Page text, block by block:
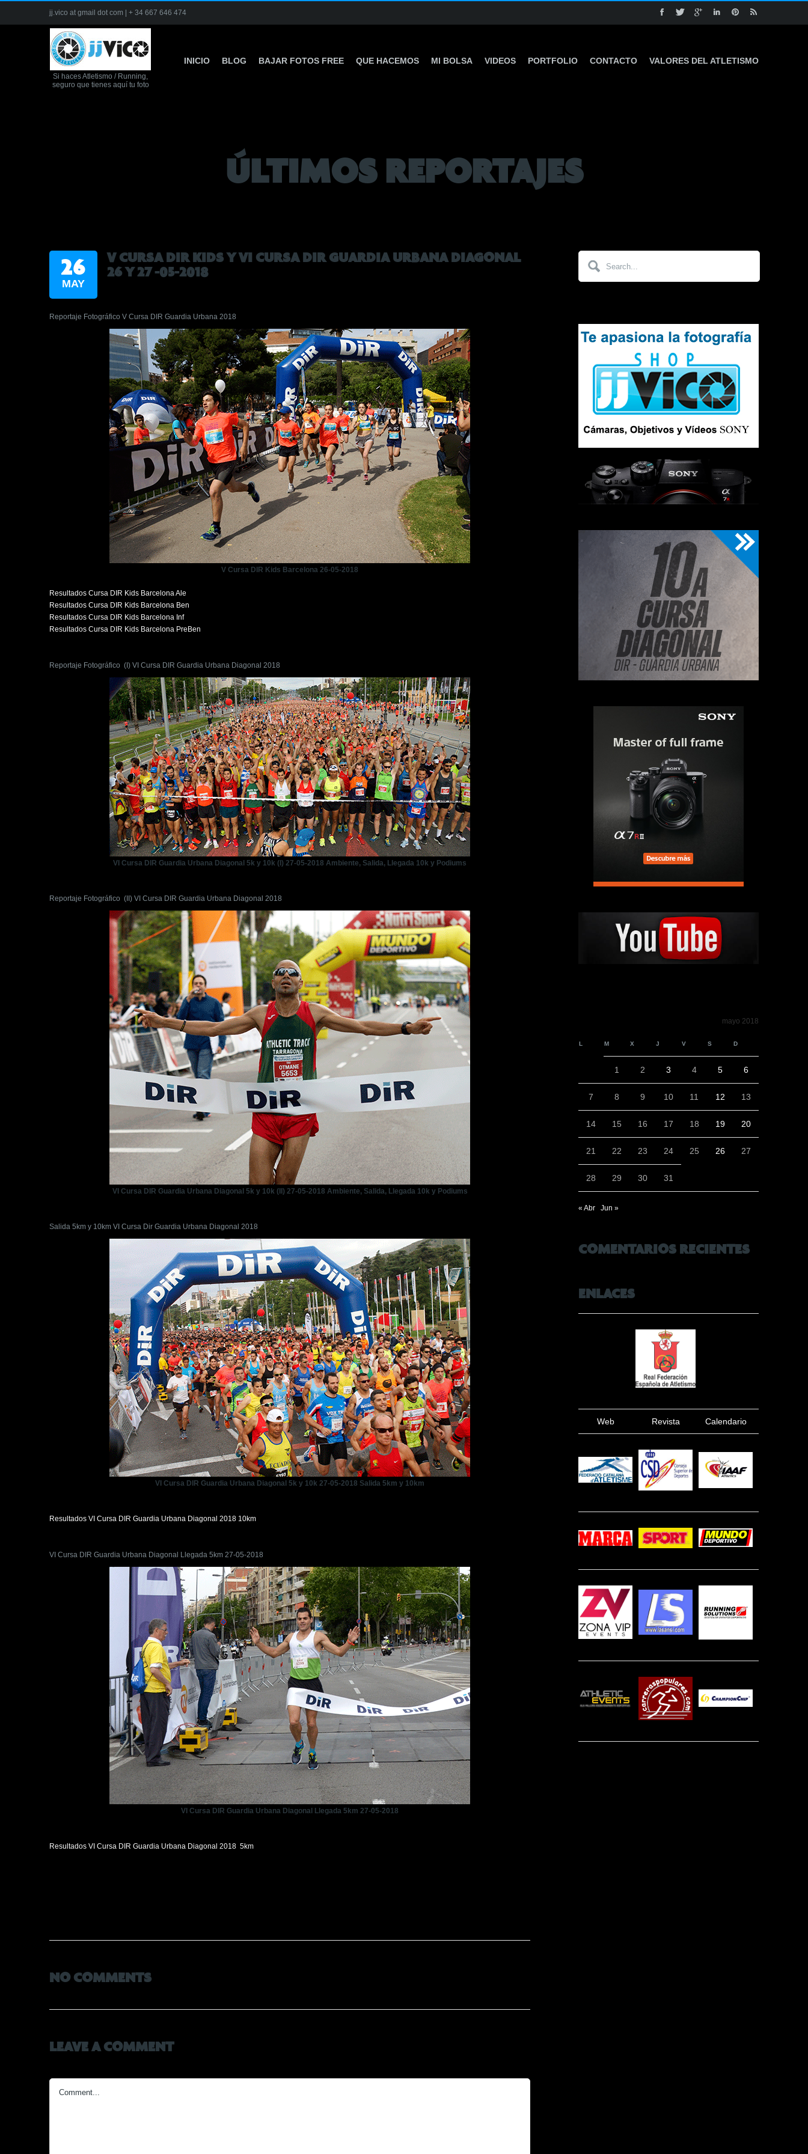
jj.vico at gmail dot com | + 34 667 646 474
Si haces Atletismo / Running,
seguro que tienes aquí tu foto
INICIO BLOG BAJAR FOTOS FREE QUE HACEMOS MI BOLSA VIDEOS PORTFOLIO CONTACTO VALORES DEL ATLETISMO
ÚLTIMOS REPORTAJES
26
MAY
V CURSA DIR KIDS Y VI CURSA DIR GUARDIA URBANA DIAGONAL
26 Y 27 -05-2018
Reportaje Fotográfico V Cursa DIR Guardia Urbana 2018
V Cursa DIR Kids Barcelona 26-05-2018
Resultados Cursa DIR Kids Barcelona Ale
Resultados Cursa DIR Kids Barcelona Ben
Resultados Cursa DIR Kids Barcelona Inf
Resultados Cursa DIR Kids Barcelona PreBen
Reportaje Fotográfico (I) VI Cursa DIR Guardia Urbana Diagonal 2018
VI Cursa DIR Guardia Urbana Diagonal 5k y 10k (I) 27-05-2018 Ambiente, Salida, Llegada 10k y Podiums
Reportaje Fotográfico (II) VI Cursa DIR Guardia Urbana Diagonal 2018
VI Cursa DIR Guardia Urbana Diagonal 5k y 10k (II) 27-05-2018 Ambiente, Salida, Llegada 10k y Podiums
Salida 5km y 10km VI Cursa Dir Guardia Urbana Diagonal 2018
VI Cursa DIR Guardia Urbana Diagonal 5k y 10k 27-05-2018 Salida 5km y 10km
Resultados VI Cursa DIR Guardia Urbana Diagonal 2018 10km
VI Cursa DIR Guardia Urbana Diagonal Llegada 5km 27-05-2018
VI Cursa DIR Guardia Urbana Diagonal Llegada 5km 27-05-2018
Resultados VI Cursa DIR Guardia Urbana Diagonal 2018 5km
NO COMMENTS
LEAVE A COMMENT
mayo 2018
L M X J V S D
1 2 3 4 5 6
7 8 9 10 11 12 13
14 15 16 17 18 19 20
21 22 23 24 25 26 27
28 29 30 31
« Abr Jun »
COMENTARIOS RECIENTES
ENLACES
Web Revista Calendario